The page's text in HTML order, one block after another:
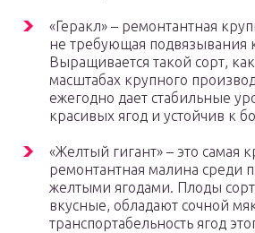
«Геракл» – ремонтантная
не требующая подвязывания
Выращивается такой сорт,
масштабах крупного
ежегодно дает стабильные
красивых ягод и устойчив к
«Желтый гигант» – это самая
ремонтантная малина среди
желтыми ягодами. Плоды
вкусные, обладают сочной
транспортабельность ягод